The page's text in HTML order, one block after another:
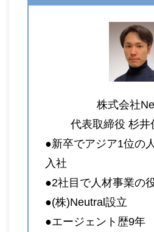
株式会社
代表取締役 杉井
●新卒でアジア1位の
入社
●2社目で人材事業の
●(株)Neutral設立
●エージェント歴9年